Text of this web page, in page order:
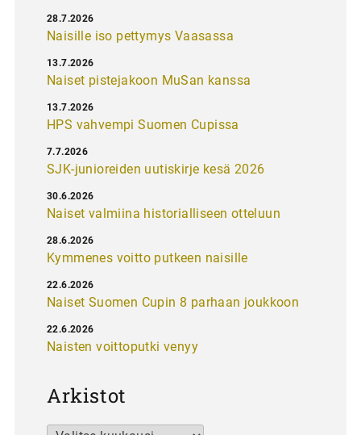
Naisille iso pettymys Vaasassa
28.7.2026
Naiset pistejakoon MuSan kanssa
13.7.2026
HPS vahvempi Suomen Cupissa
13.7.2026
SJK-junioreiden uutiskirje kesä 2026
7.7.2026
Naiset valmiina historialliseen otteluun
30.6.2026
Kymmenes voitto putkeen naisille
28.6.2026
Naiset Suomen Cupin 8 parhaan joukkoon
22.6.2026
Naisten voittoputki venyy
22.6.2026
Arkistot